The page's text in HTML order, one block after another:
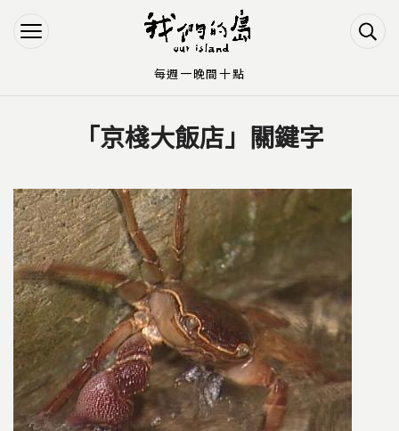
Jump to Navigation
Jump to Main content
「京棧大飯店」關鍵字
每週一晚間十點